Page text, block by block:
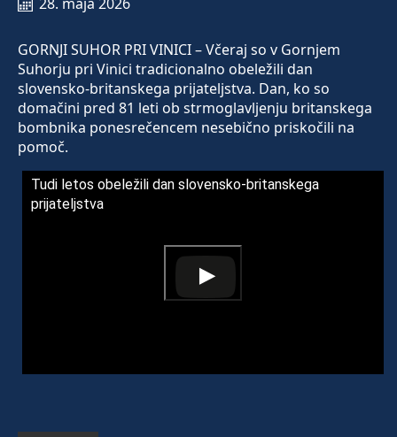
28. maja 2026
GORNJI SUHOR PRI VINICI – Včeraj so v Gornjem
Suhorju pri Vinici tradicionalno obeležili dan
slovensko-britanskega prijateljstva. Dan, ko so
domačini pred 81 leti ob strmoglavljenju britanskega
bombnika ponesrečencem nesebično priskočili na
pomoč.
Tudi letos obeležili dan slovensko-britanskega
prijateljstva